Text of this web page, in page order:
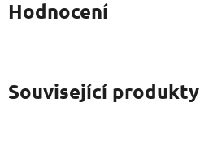
Hodnocení
Související produkty